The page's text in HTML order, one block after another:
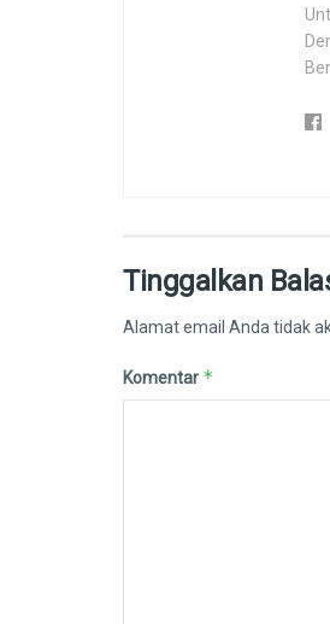
Tinggalkan
Alamat email Anda tidak
Komentar *